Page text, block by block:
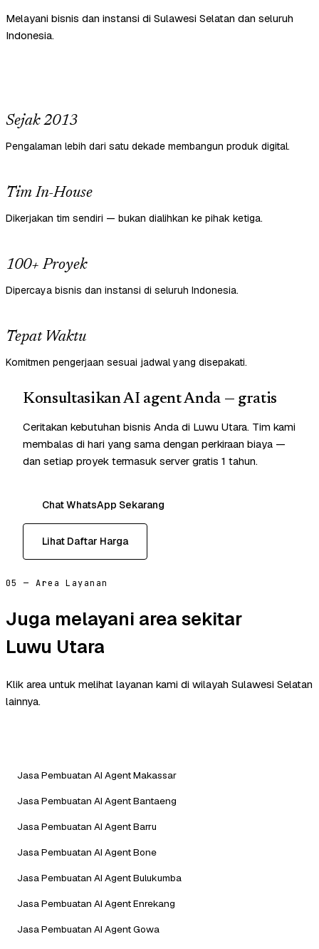
Melayani bisnis dan instansi di Sulawesi Selatan dan seluruh
Indonesia.
Sejak 2013
Pengalaman lebih dari satu dekade membangun produk digital.
Tim In-House
Dikerjakan tim sendiri — bukan dialihkan ke pihak ketiga.
100+ Proyek
Dipercaya bisnis dan instansi di seluruh Indonesia.
Tepat Waktu
Komitmen pengerjaan sesuai jadwal yang disepakati.
Konsultasikan AI agent Anda — gratis
Ceritakan kebutuhan bisnis Anda di Luwu Utara. Tim kami
membalas di hari yang sama dengan perkiraan biaya —
dan setiap proyek termasuk server gratis 1 tahun.
Chat WhatsApp Sekarang
Lihat Daftar Harga
05 — Area Layanan
Juga melayani area sekitar
Luwu Utara
Klik area untuk melihat layanan kami di wilayah Sulawesi Selatan
lainnya.
Jasa Pembuatan AI Agent Makassar
Jasa Pembuatan AI Agent Bantaeng
Jasa Pembuatan AI Agent Barru
Jasa Pembuatan AI Agent Bone
Jasa Pembuatan AI Agent Bulukumba
Jasa Pembuatan AI Agent Enrekang
Jasa Pembuatan AI Agent Gowa